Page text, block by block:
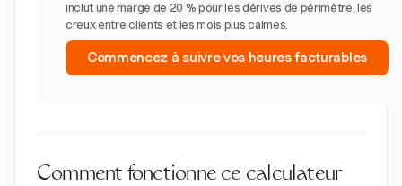
inclut une marge de 20 % pour les dérives de périmètre, les
creux entre clients et les mois plus calmes.
Commencez à suivre vos heures facturables
Comment fonctionne ce calculateur